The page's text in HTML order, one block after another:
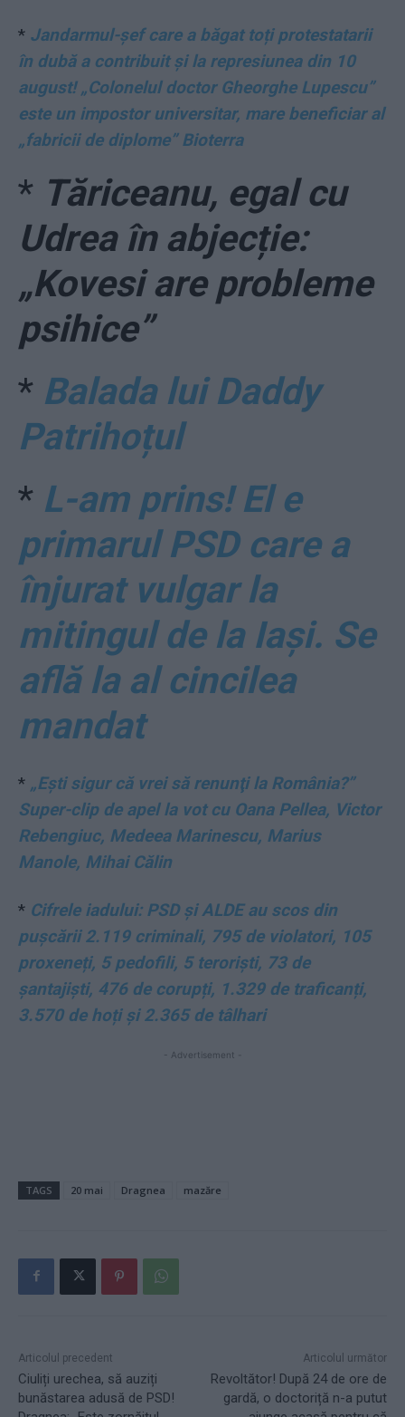
* Jandarmul-șef care a băgat toți protestatarii
în dubă a contribuit și la represiunea din 10
august! „Colonelul doctor Gheorghe Lupescu”
este un impostor universitar, mare beneficiar al
„fabricii de diplome” Bioterra
* Tăriceanu, egal cu
Udrea în abjecție:
„Kovesi are probleme
psihice”
* Balada lui Daddy
Patrihoțul
* L-am prins! El e
primarul PSD care a
înjurat vulgar la
mitingul de la Iași. Se
află la al cincilea
mandat
* „Eşti sigur că vrei să renunţi la România?”
Super-clip de apel la vot cu Oana Pellea, Victor
Rebengiuc, Medeea Marinescu, Marius
Manole, Mihai Călin
* Cifrele iadului: PSD și ALDE au scos din
pușcării 2.119 criminali, 795 de violatori, 105
proxeneți, 5 pedofili, 5 teroriști, 73 de
șantajiști, 476 de corupți, 1.329 de traficanți,
3.570 de hoți și 2.365 de tâlhari
- Advertisement -
TAGS 20 mai Dragnea mazăre
Articolul precedent
Ciuliți urechea, să auziți
bunăstarea adusă de PSD!
Articolul următor
Revoltător! După 24 de ore de
gardă, o doctoriță n-a putut